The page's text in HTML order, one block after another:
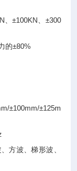
±100KN、±300
的±80%
±100mm/±125m
方波、梯形波、